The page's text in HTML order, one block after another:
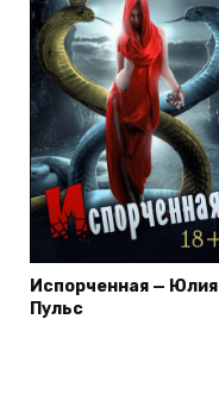
Испорченная — Юлия
Пульс